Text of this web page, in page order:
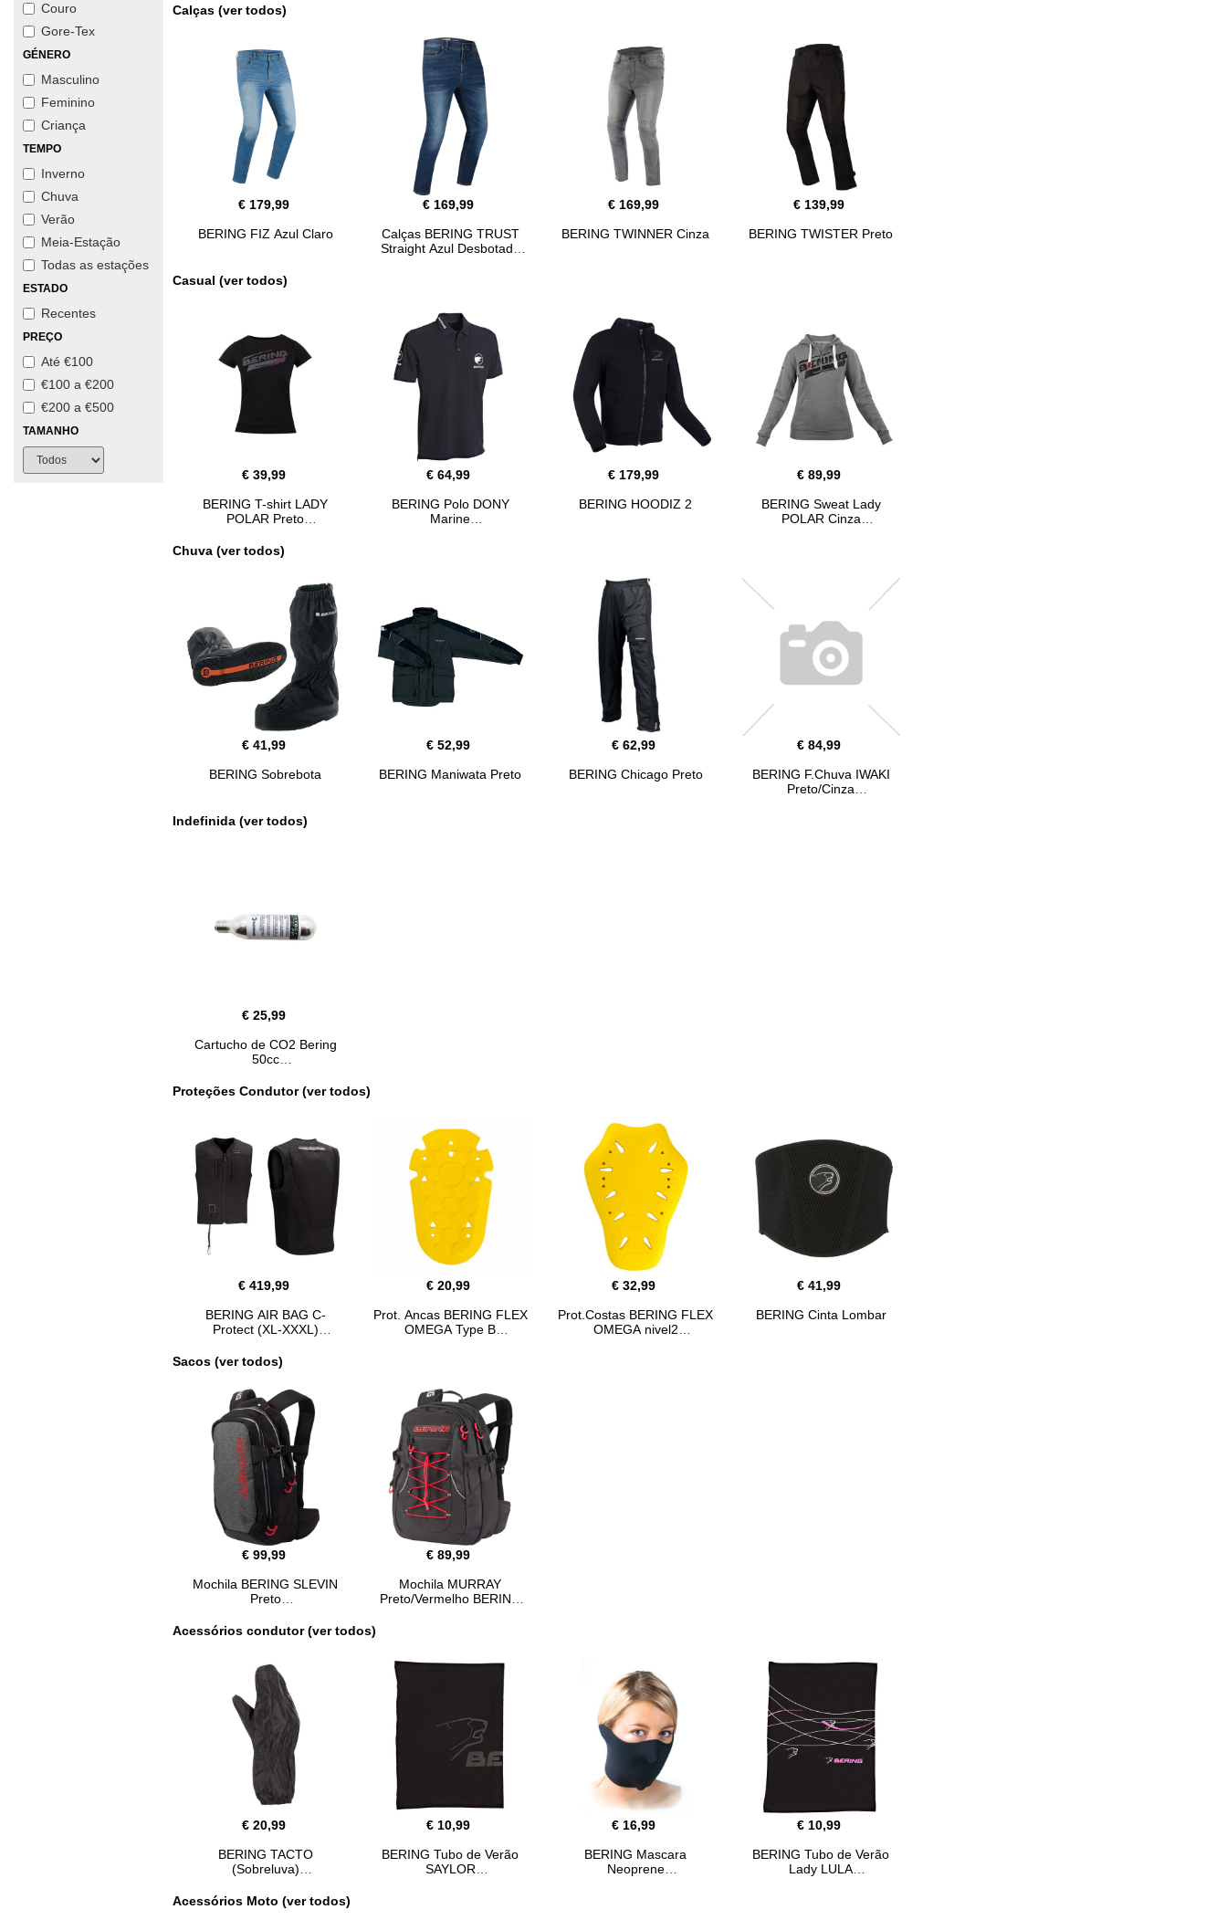
Couro
Gore-Tex
GÉNERO
Masculino
Feminino
Criança
TEMPO
Inverno
Chuva
Verão
Meia-Estação
Todas as estações
ESTADO
Recentes
PREÇO
Até €100
€100 a €200
€200 a €500
TAMANHO
Calças (ver todos)
€ 179,99
BERING FIZ Azul Claro
€ 169,99
Calças BERING TRUST
Straight Azul Desbotado
€ 169,99
BERING TWINNER Cinza
€ 139,99
BERING TWISTER Preto
Casual (ver todos)
€ 39,99
BERING T-shirt LADY
POLAR Preto
€ 64,99
BERING Polo DONY
Marine
€ 179,99
BERING HOODIZ 2
€ 89,99
BERING Sweat Lady
POLAR Cinza
Chuva (ver todos)
€ 41,99
BERING Sobrebota
€ 52,99
BERING Maniwata Preto
€ 62,99
BERING Chicago Preto
€ 84,99
BERING F.Chuva IWAKI
Preto/Cinza
Indefinida (ver todos)
€ 25,99
Cartucho de CO2 Bering
50cc
Proteções Condutor (ver todos)
€ 419,99
BERING AIR BAG C-
Protect (XL-XXXL)
€ 20,99
Prot. Ancas BERING FLEX
OMEGA Type B
€ 32,99
Prot.Costas BERING FLEX
OMEGA nivel2
€ 41,99
BERING Cinta Lombar
Sacos (ver todos)
€ 99,99
Mochila BERING SLEVIN
Preto
€ 89,99
Mochila MURRAY
Preto/Vermelho BERING
Acessórios condutor (ver todos)
€ 20,99
BERING TACTO
(Sobreluva)
€ 10,99
BERING Tubo de Verão
SAYLOR
€ 16,99
BERING Mascara
Neoprene
€ 10,99
BERING Tubo de Verão
Lady LULA
Acessórios Moto (ver todos)